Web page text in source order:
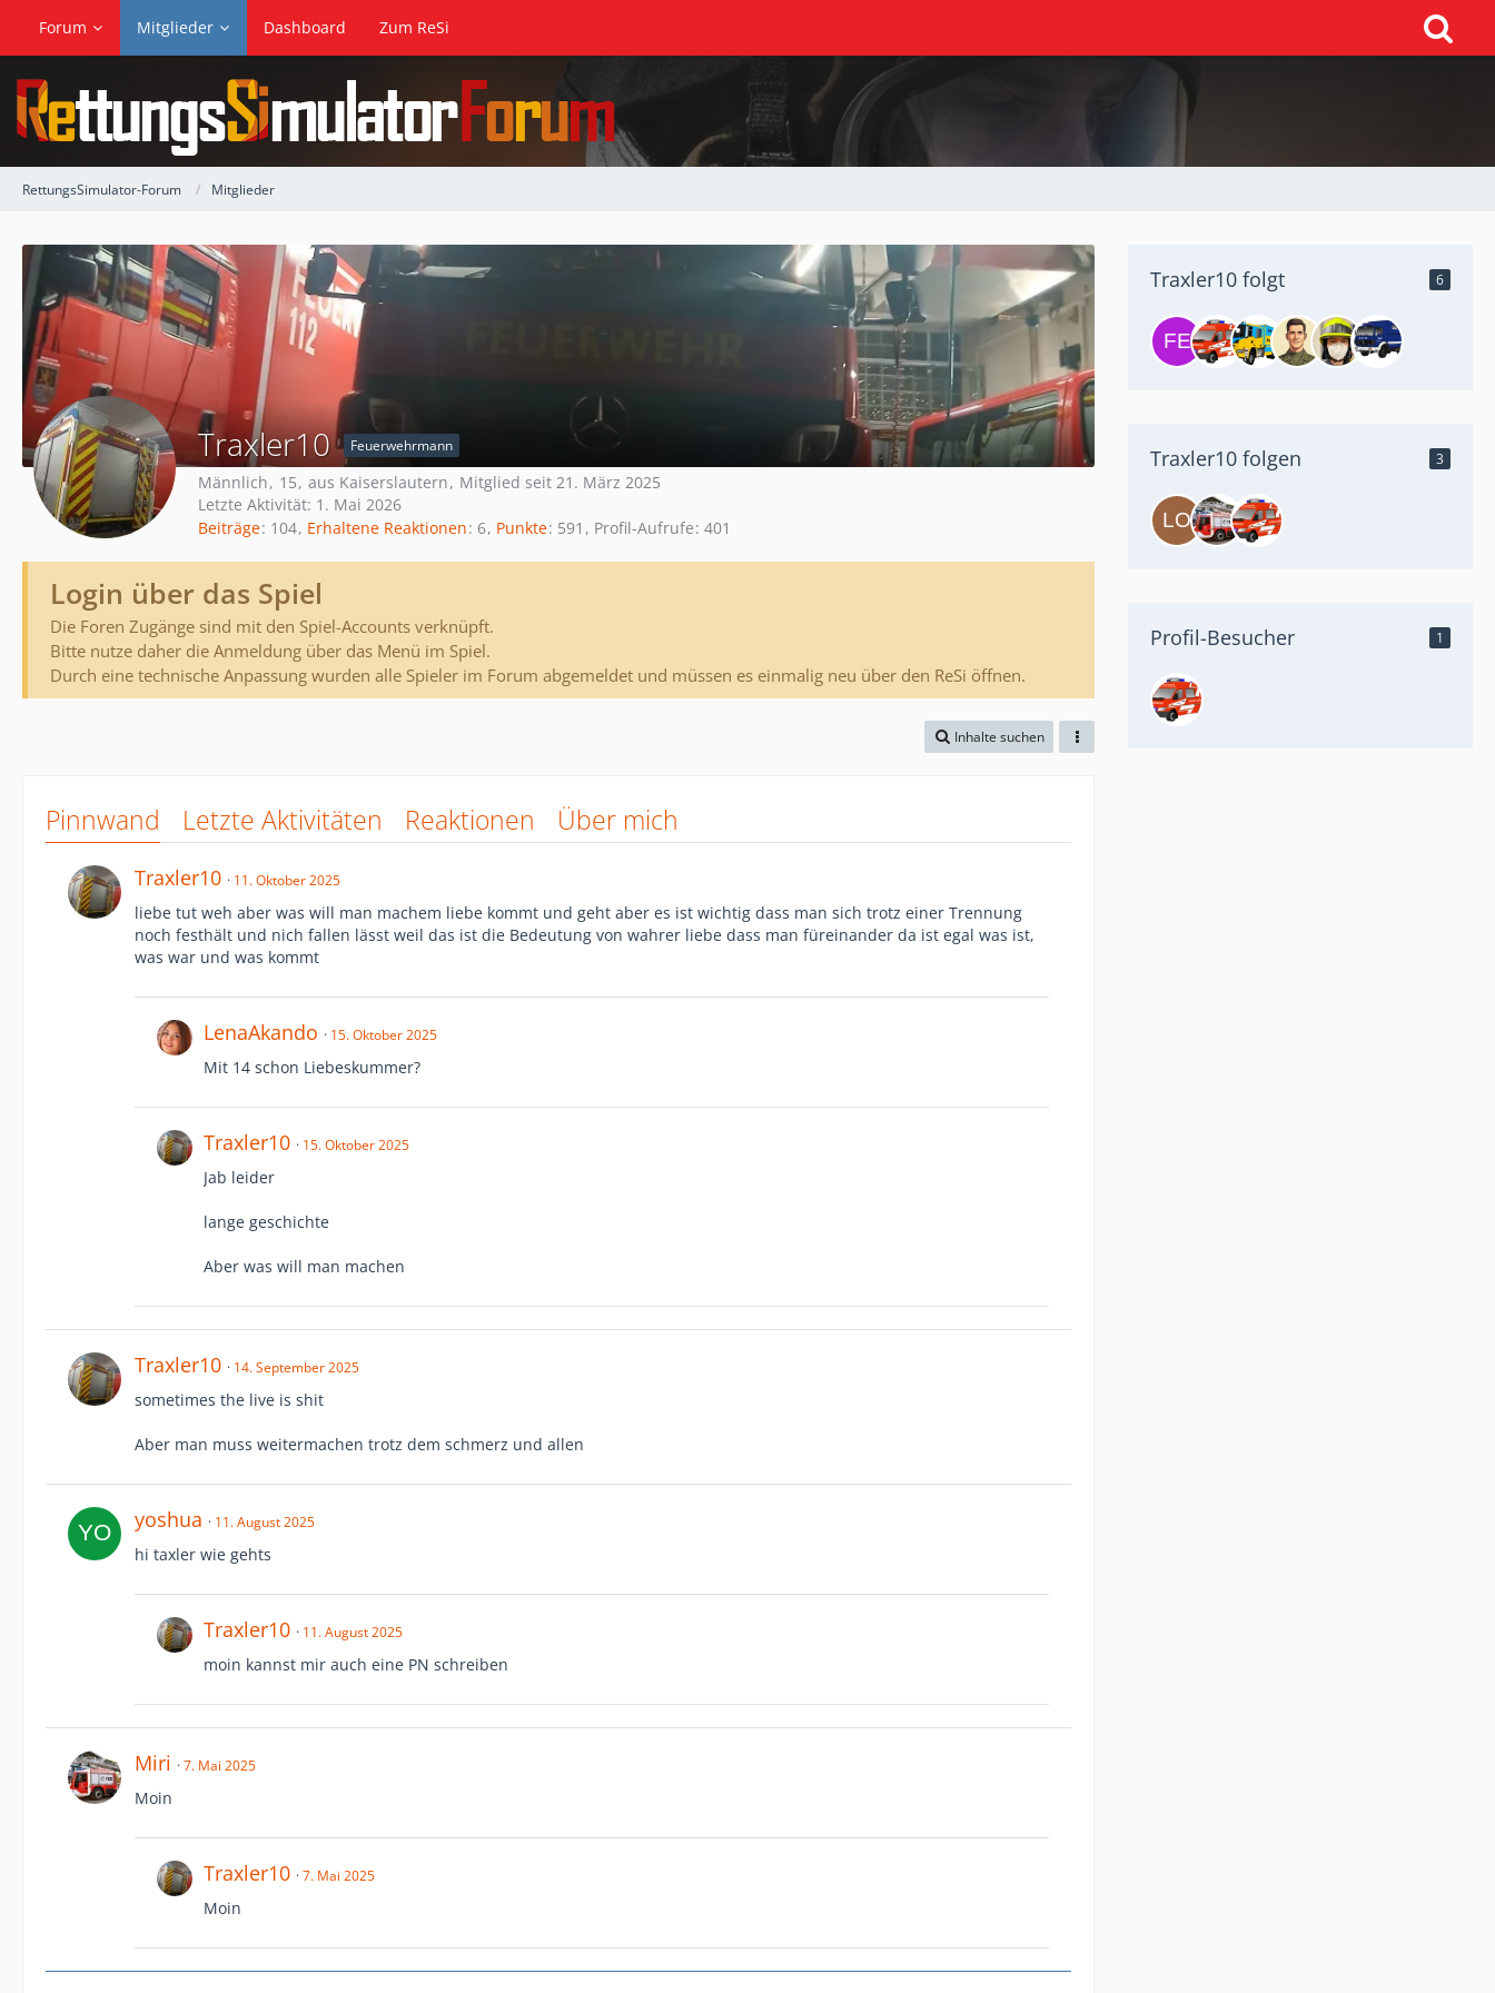
Forum Mitglieder Dashboard Zum ReSi
RettungsSimulator-Forum Mitglieder
Traxler10 Feuerwehrmann
Männlich 15 aus Kaiserslautern
Mitglied seit 21. März 2025
Letzte Aktivität: 1. Mai 2026
Beiträge 104 Erhaltene Reaktionen 6 Punkte 591 Profil-Aufrufe 401
Login über das Spiel
Die Foren Zugänge sind mit den Spiel-Accounts verknüpft.
Bitte nutze daher die Anmeldung über das Menü im Spiel.
Durch eine technische Anpassung wurden alle Spieler im Forum abgemeldet und müssen es einmalig neu über den ReSi öffnen.
Inhalte suchen
Pinnwand Letzte Aktivitäten Reaktionen Über mich
Traxler10 11. Oktober 2025
liebe tut weh aber was will man machem liebe kommt und geht aber es ist wichtig dass man sich trotz einer Trennung
noch festhält und nich fallen lässt weil das ist die Bedeutung von wahrer liebe dass man füreinander da ist egal was ist,
was war und was kommt
LenaAkando 15. Oktober 2025
Mit 14 schon Liebeskummer?
Traxler10 15. Oktober 2025
Jab leider
lange geschichte
Aber was will man machen
Traxler10 14. September 2025
sometimes the live is shit
Aber man muss weitermachen trotz dem schmerz und allen
yoshua 11. August 2025
hi taxler wie gehts
Traxler10 11. August 2025
moin kannst mir auch eine PN schreiben
Miri 7. Mai 2025
Moin
Traxler10 7. Mai 2025
Moin
Traxler10 folgt 6
Traxler10 folgen 3
Profil-Besucher 1